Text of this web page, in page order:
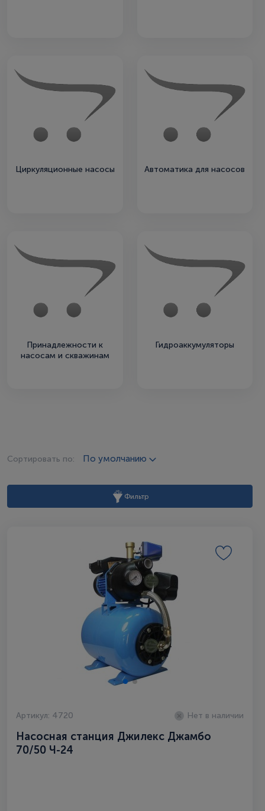
Циркуляционные насосы Автоматика для насосов
Принадлежности к
насосам и скважинам
Гидроаккумуляторы
Сортировать по: По умолчанию
Фильтр
Артикул: 4720 Нет в наличии
Насосная станция Джилекс Джамбо
70/50 Ч-24